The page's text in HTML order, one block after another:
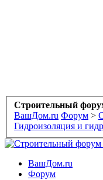
Строительный
ВашДом.ru Форум >
Гидроизоляция и
ВашДом.ru
Форум